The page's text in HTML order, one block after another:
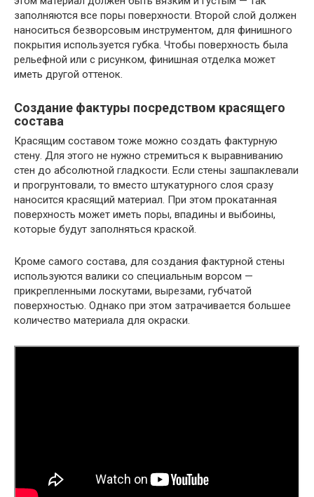
заполняются все поры поверхности. Второй слой должен
наноситься безворсовым инструментом, для финишного
покрытия используется губка. Чтобы поверхность была
рельефной или с рисунком, финишная отделка может
иметь другой оттенок.
Создание фактуры посредством красящего
состава
Красящим составом тоже можно создать фактурную
стену. Для этого не нужно стремиться к выравниванию
стен до абсолютной гладкости. Если стены зашпаклевали
и прогрунтовали, то вместо штукатурного слоя сразу
наносится красящий материал. При этом прокатанная
поверхность может иметь поры, впадины и выбоины,
которые будут заполняться краской.
Кроме самого состава, для создания фактурной стены
используются валики со специальным ворсом —
прикрепленными лоскутами, вырезами, губчатой
поверхностью. Однако при этом затрачивается большее
количество материала для окраски.